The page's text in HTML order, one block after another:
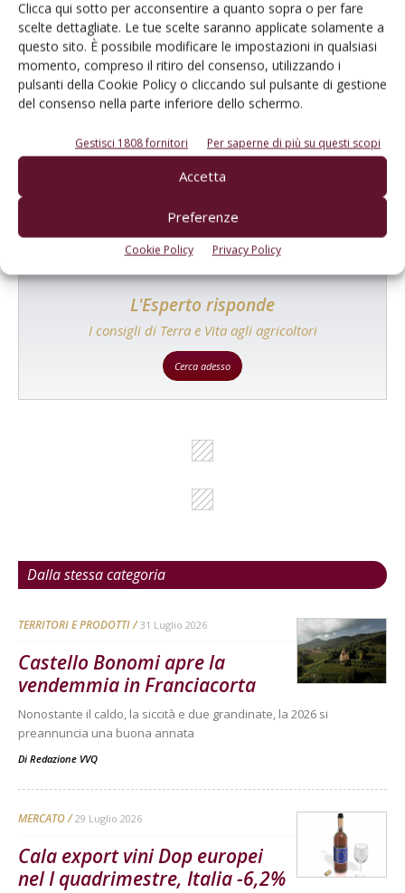
Clicca qui sotto per acconsentire a quanto sopra o per fare
scelte dettagliate. Le tue scelte saranno applicate solamente a
questo sito. È possibile modificare le impostazioni in qualsiasi
momento, compreso il ritiro del consenso, utilizzando i
pulsanti della Cookie Policy o cliccando sul pulsante di gestione
del consenso nella parte inferiore dello schermo.
Gestisci 1808 fornitori Per saperne di più su questi scopi
Accetta
Preferenze
Cookie Policy Privacy Policy
Catalogo Aziende e Prodotti
Un modo semplice per cercare un'azienda o un
L'Esperto risponde
I consigli di Terra e Vita agli agricoltori
Cerca adesso
Dalla stessa categoria
TERRITORI E PRODOTTI 31 Luglio 2026
Castello Bonomi apre la
vendemmia in Franciacorta
Nonostante il caldo, la siccità e due grandinate, la 2026 si
preannuncia una buona annata
Di Redazione VVQ
MERCATO 29 Luglio 2026
Cala export vini Dop europei
nel I quadrimestre, Italia -6,2%